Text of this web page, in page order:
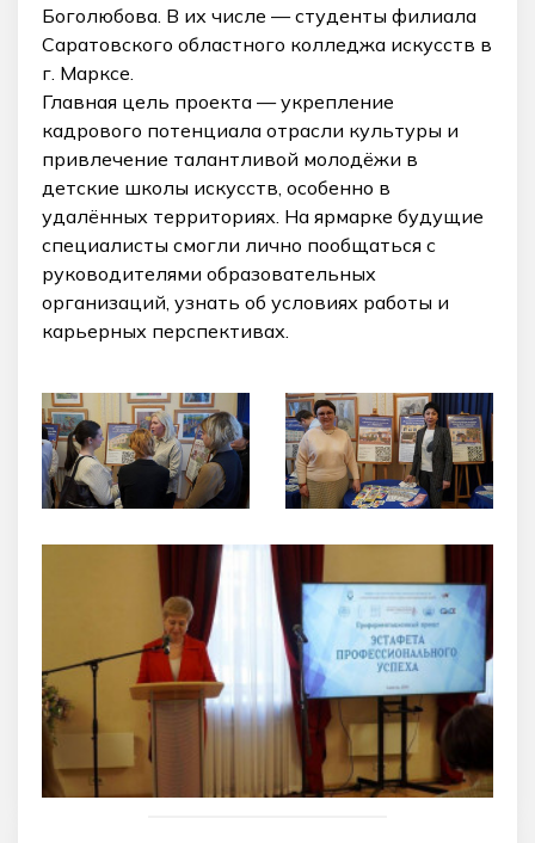
Боголюбова. В их числе — студенты филиала
Саратовского областного колледжа искусств в
г. Марксе.
Главная цель проекта — укрепление
кадрового потенциала отрасли культуры и
привлечение талантливой молодёжи в
детские школы искусств, особенно в
удалённых территориях. На ярмарке будущие
специалисты смогли лично пообщаться с
руководителями образовательных
организаций, узнать об условиях работы и
карьерных перспективах.